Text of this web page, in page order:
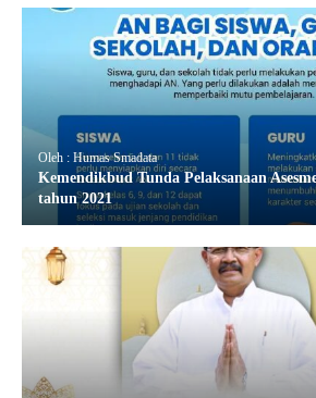
Oleh : Humas Smadata
Kemendikbud Tunda Pelaksanaan
tahun 2021